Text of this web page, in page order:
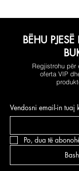
BËHU
Regjistrohu për
oferta VIP
Vendosni email-in tuaj
Po, dua të